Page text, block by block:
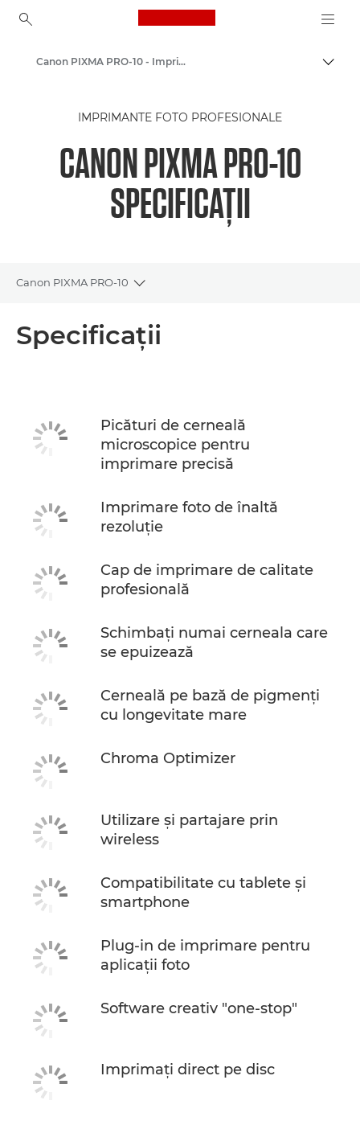
Canon Logo, back to
Imprimante Canon
Canon PIXMA PRO-10 - Imprimante foto cu jet de cerneală
IMPRIMANTE FOTO PROFESIONALE
CANON PIXMA PRO-10
SPECIFICAŢII
Canon PIXMA PRO-10
Toggle breadcrumbs
Prezentare generală
Specificaţii
Picături de cerneală
microscopice pentru
imprimare precisă
Imprimare foto de înaltă
rezoluţie
Cap de imprimare de calitate
profesională
Schimbaţi numai cerneala care
se epuizează
Cerneală pe bază de pigmenţi
cu longevitate mare
Chroma Optimizer
Utilizare şi partajare prin
wireless
Compatibilitate cu tablete şi
smartphone
Plug-in de imprimare pentru
aplicaţii foto
Software creativ "one-stop"
Imprimaţi direct pe disc